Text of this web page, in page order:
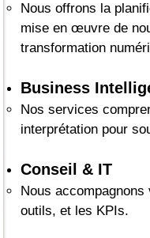
Nous offrons la plan
mise en œuvre de
transformation
Business
Nos services
interprétation pour
Conseil & IT
Nous
outils, et les KPIs.